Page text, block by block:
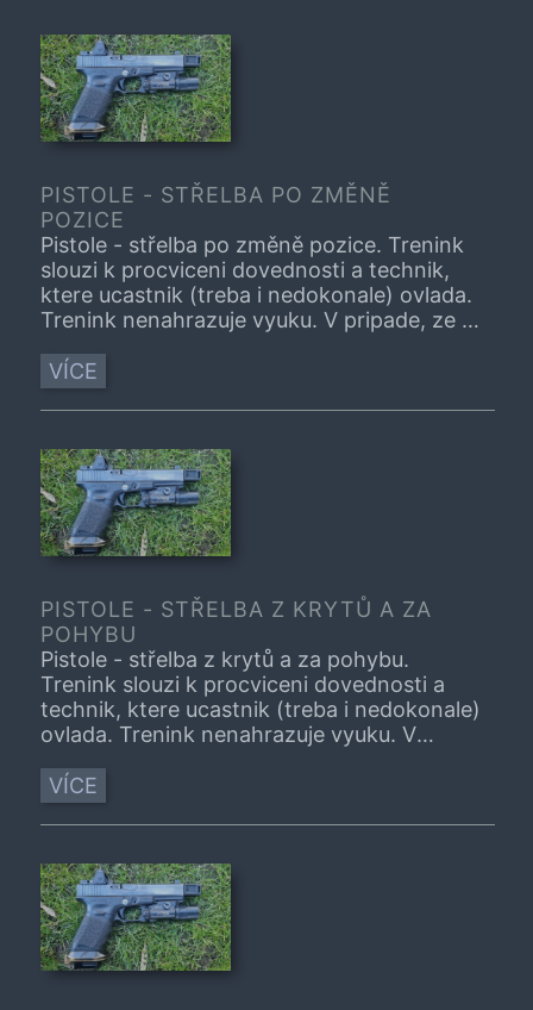
PISTOLE - STŘELBA PO ZMĚNĚ
POZICE
Pistole - střelba po změně pozice. Trenink
slouzi k procviceni dovednosti a technik,
ktere ucastnik (treba i nedokonale) ovlada.
Trenink nenahrazuje vyuku. V pripade, ze je
navstivne, prosim, nejprve vhodny kurz.
VÍCE
PISTOLE - STŘELBA Z KRYTŮ A ZA
POHYBU
Pistole - střelba z krytů a za pohybu.
Trenink slouzi k procviceni dovednosti a
technik, ktere ucastnik (treba i nedokonale)
ovlada. Trenink nenahrazuje vyuku. V
nove, navstivne, prosim, nejprve vhodny
kurz.
VÍCE